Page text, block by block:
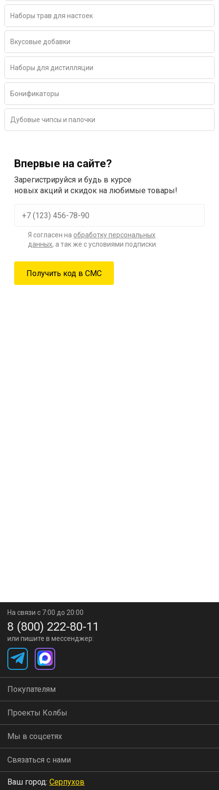
Наборы трав для настоек
Вкусовые добавки
Наборы для дистилляции
Бонификаторы
Дубовые чипсы и палочки
Впервые на сайте?
Зарегистрируйся и будь в курсе
новых акций и скидок на любимые товары!
Я согласен на обработку персональных
данных, а так же с условиями подписки.
На связи с 7:00 до 20:00
8 (800) 222-80-11
или пишите в мессенджер:
Покупателям
Проекты Колбы
Мы в соцсетях
Связаться с нами
Ваш город: Серпухов